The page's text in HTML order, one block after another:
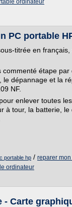
ordinateur
PC portable
titrée en
commenté étape
le dépannage et la
NF.
enlever toutes
à tour, la batterie,
portable hp / reparer
ordinateur
Carte